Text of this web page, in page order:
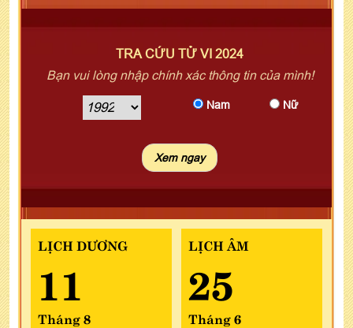
TRA CỨU TỬ VI 2024
Bạn vui lòng nhập chính xác thông tin của mình!
Nam Nữ
LỊCH DƯƠNG
11
Tháng 8
LỊCH ÂM
25
Tháng 6